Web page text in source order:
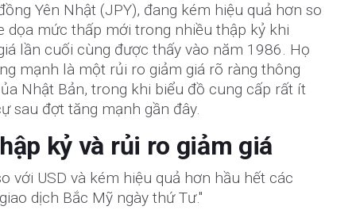
Yên Nhật (JPY), đang kém hiệu quả hơn so
dọa mức thấp mới trong nhiều thập kỷ khi
lần cuối cùng được thấy vào năm 1986. Họ
mạnh là một rủi ro giảm giá rõ ràng thông
Nhật Bản, trong khi biểu đồ cung cấp rất ít
sau đợt tăng mạnh gần đây.
kỷ và rủi ro giảm giá
với USD và kém hiệu quả hơn hầu hết các
dịch Bắc Mỹ ngày thứ Tư."